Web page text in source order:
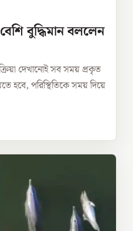
বুদ্ধিমান বললেন
দেখানোই সব সময় প্রকৃত
হবে, পরিস্থিতিকে সময় দিয়ে